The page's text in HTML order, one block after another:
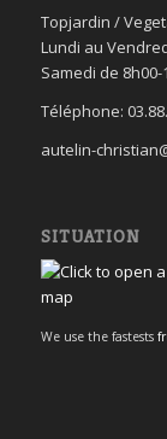
Topjardin /
Lundi au
Samedi de 8h00-
Téléphone:
autelin-
SITUATION
We use the fastests